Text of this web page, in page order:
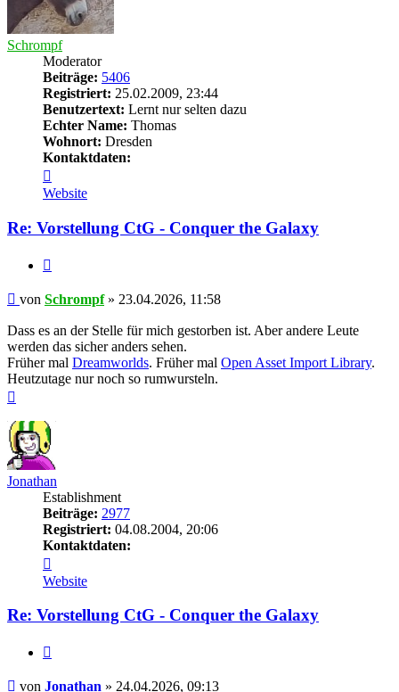
Schrompf
Moderator
Beiträge: 5406
Registriert: 25.02.2009, 23:44
Benutzertext: Lernt nur selten dazu
Echter Name: Thomas
Wohnort: Dresden
Kontaktdaten:
von
Schrompf
Website
Re: Vorstellung CtG - Conquer the Galaxy
Beitrag
von Schrompf» 23.04.2026, 11:58
Dass es an der Stelle für mich gestorben ist. Aber andere Leute
werden das sicher anders sehen.
Früher mal Dreamworlds. Früher mal Open Asset Import Library.
Heutzutage nur noch so rumwursteln.
Jonathan
Establishment
Beiträge: 2977
Registriert: 04.08.2004, 20:06
Kontaktdaten:
von
Jonathan
Website
Re: Vorstellung CtG - Conquer the Galaxy
Beitrag
von Jonathan » 24.04.2026, 09:13